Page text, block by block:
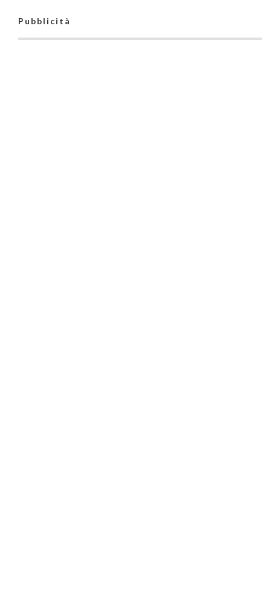
Pubblicità